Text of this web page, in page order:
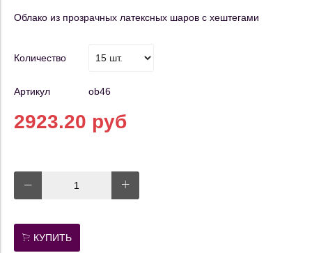
Облако из прозрачных латексных шаров с хештегами
Количество
Артикул ob46
2923.20 руб
КУПИТЬ